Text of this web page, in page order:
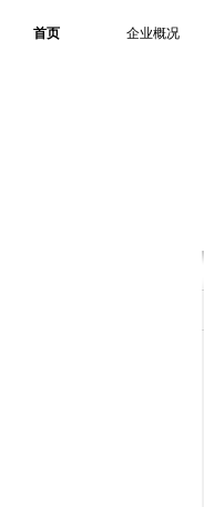
首页 企业概况